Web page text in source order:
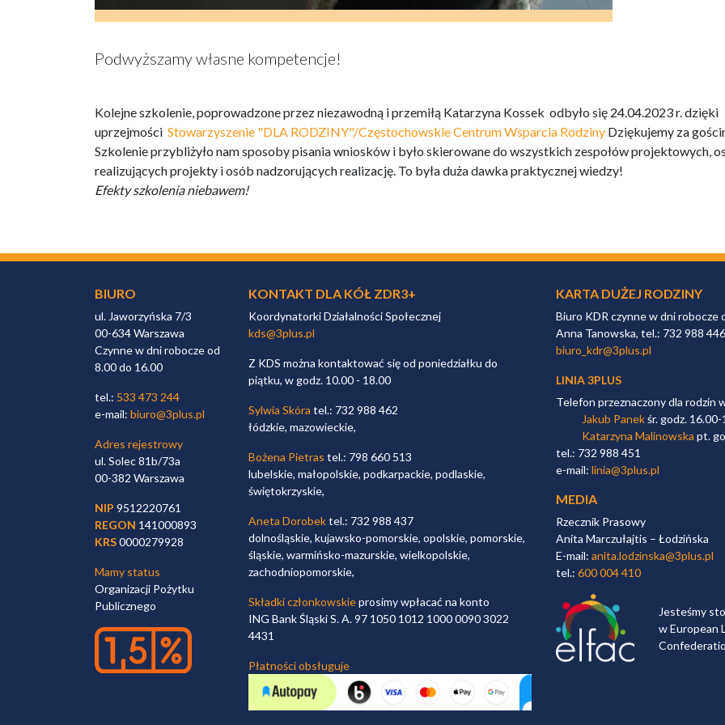
Podwyższamy własne kompetencje!
Kolejne szkolenie, poprowadzone przez niezawodną i przemiłą Katarzyna Kossek odbyło się 24.04.2023 r. dzięki
uprzejmości Stowarzyszenie "DLA RODZINY"/Częstochowskie Centrum Wsparcia Rodziny Dziękujemy za
Szkolenie przybliżyło nam sposoby pisania wniosków i było skierowane do wszystkich zespołów projektowych,
realizujących projekty i osób nadzorujących realizację. To była duża dawka praktycznej wiedzy!
Efekty szkolenia niebawem!
BIURO
ul. Jaworzyńska 7/3
00-634 Warszawa
Czynne w dni robocze od
8.00 do 16.00
tel.: 533 473 244
e-mail: biuro@3plus.pl
Adres rejestrowy
ul. Solec 81b/73a
00-382 Warszawa
NIP 9512220761
REGON 141000893
KRS0000279928
Mamy status
Organizacji Pożytku
Publicznego
KONTAKT DLA KÓŁ ZDR3+
Koordynatorki Działalności Społecznej
kds@3plus.pl
Z KDS można kontaktować się od poniedziałku do
piątku, w godz. 10.00 - 18.00
Sylwia Skóra tel.: 732 988 462
łódzkie, mazowieckie,
Bożena Pietras tel.: 798 660 513
lubelskie, małopolskie, podkarpackie, podlaskie,
świętokrzyskie,
Aneta Dorobektel.: 732 988 437
dolnośląskie, kujawsko-pomorskie, opolskie, pomorskie,
śląskie, warmińsko-mazurskie, wielkopolskie,
zachodniopomorskie,
Składki członkowskieprosimy wpłacać na konto
ING Bank Śląski S. A. 97 1050 1012 1000 0090 3022
4431
Płatności obsługuje
KARTA DUŻEJ RODZINY
Biuro KDR czynne w dni robocze
Anna Tanowska, tel.: 732 988 446
biuro_kdr@3plus.pl
LINIA 3PLUS
Telefon przeznaczony dla rodzin
Jakub Panekśr. godz. 16.00-
Katarzyna Malinowska pt.
tel.: 732 988 451
e-mail: linia@3plus.pl
MEDIA
Rzecznik Prasowy
Anita Marczułajtis – Łodzińska
E-mail: anita.lodzinska@3plus.pl
tel.: 600 004 410
Jesteśmy
w European